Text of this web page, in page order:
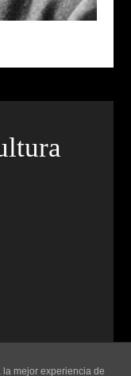
la mejor experiencia de